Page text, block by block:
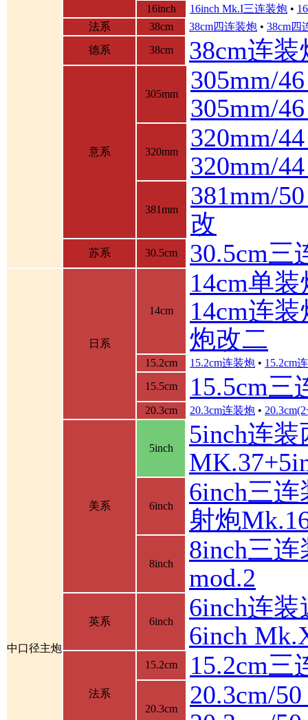
16inch 16inch Mk.I三连装炮 •
法系
38cm 38cm四连装炮 • 38cm四
德系
38cm 38cm连装
意系
305mm
305mm/
305mm/
320mm
320mm/
320mm/
381mm
381mm/
改
苏系 30.5cm 30.5cm三
中口径主炮
日系
14cm
14cm单装
14cm连装
炮改二
15.2cm 15.2cm连装炮 • 15.2cm
15.5cm
15.5cm三
20.3cm 20.3cm连装炮 •
美系
5inch
5inch连
6inch
6inch三
射炮
8inch
8inch三
mod.2
英系 6inch
6inch连
6inch
法系
15.2cm 15.2cm三
20.3cm
20.3cm/